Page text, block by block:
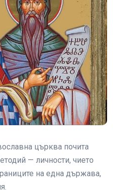
църква почита
— личности, чието
на една държава,